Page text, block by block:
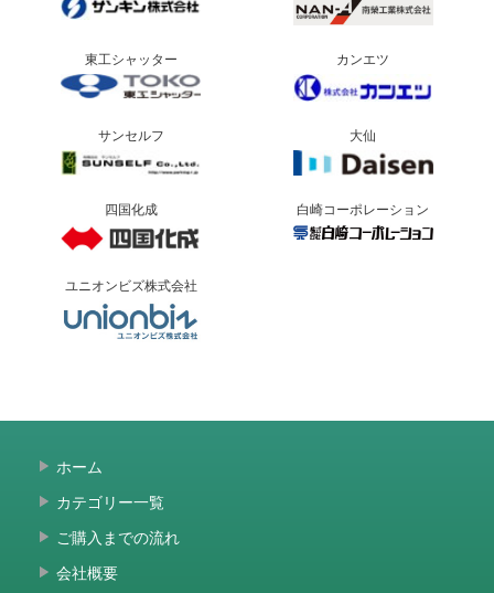
東工シャッター カンエツ
サンセルフ 大仙
四国化成 白崎コーポレーション
ユニオンビズ株式会社
ホーム
カテゴリー一覧
ご購入までの流れ
会社概要